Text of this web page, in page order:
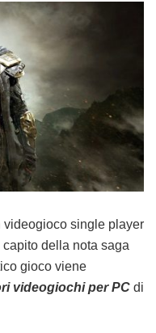
videogioco single player
capito della nota saga
gioco viene
videogiochi per PC di